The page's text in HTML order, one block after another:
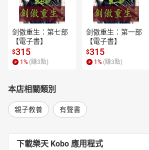
世界歷史趣味歌
開場白
聰明寶貝歌(演奏歌)
黑暗中的點燈人
駱駝伕
抗丹英雄阿佛烈
阿拉伯帝國
被罰站的國王
聰明寶貝歌(演唱版)
給所有愛聽故事的人
剑傲重生：第七部
【電子書】
$315
1 % (賺3點)
剑傲重生：第一部
【電子書】
$315
1 % (賺3點)
本店相關類別
親子教養 有聲書
下載樂天 Kobo 應用程式